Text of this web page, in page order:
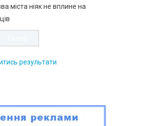
міста ніяк не вплине на
результати